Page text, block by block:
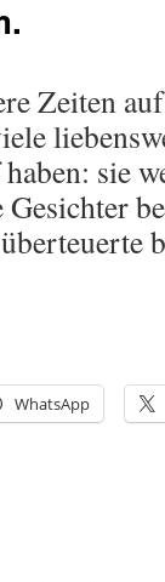
Zeiten
sie
WhatsApp